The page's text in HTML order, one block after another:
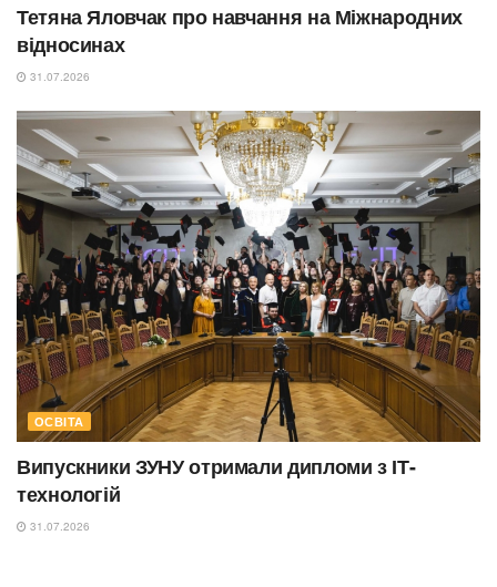
Тетяна Яловчак про навчання на Міжнародних
відносинах
31.07.2026
ОСВІТА
Випускники ЗУНУ отримали дипломи з ІТ-
технологій
31.07.2026